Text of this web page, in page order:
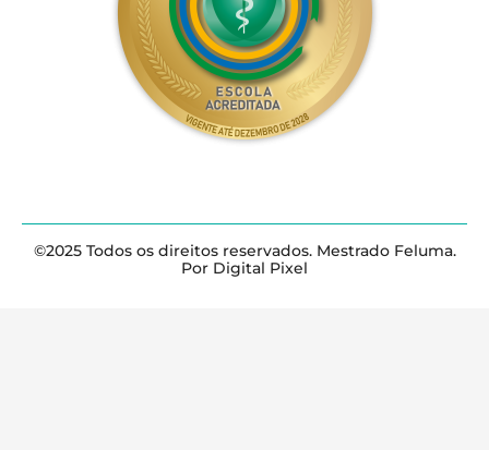
©2025 Todos os direitos reservados. Mestrado Feluma.
Por Digital Pixel